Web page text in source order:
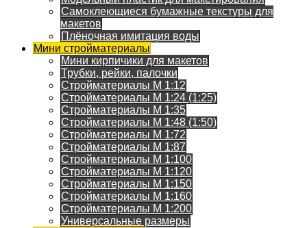
Самоклеющиеся бумажные текстуры для
макетов
Плёночная имитация воды
Мини стройматериалы
Мини кирпичики для макетов
Трубки, рейки, палочки
Стройматериалы M 1:12
Стройматериалы M 1:24 (1:25)
Стройматериалы M 1:35
Стройматериалы M 1:48 (1:50)
Стройматериалы M 1:72
Стройматериалы M 1:87
Стройматериалы M 1:100
Стройматериалы M 1:120
Стройматериалы M 1:150
Стройматериалы M 1:160
Стройматериалы M 1:200
Универсальные размеры